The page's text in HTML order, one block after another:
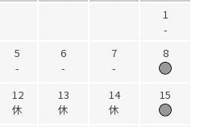
1
-
5
-
6
-
7
-
8
12
休
13
休
14
休
15